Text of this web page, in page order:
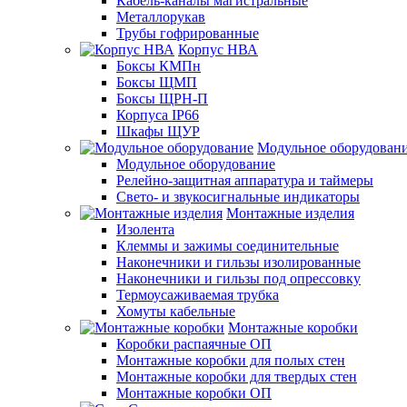
Металлорукав
Трубы гофрированные
Корпус НВА
Боксы КМПн
Боксы ЩМП
Боксы ЩРН-П
Корпуса IP66
Шкафы ЩУР
Модульное
Модульное оборудование
Релейно-защитная аппаратура и таймеры
Свето- и звукосигнальные индикаторы
Монтажные изделия
Изолента
Клеммы и зажимы соединительные
Наконечники и гильзы изолированные
Наконечники и гильзы под опрессовку
Термоусаживаемая трубка
Хомуты кабельные
Монтажные коробки
Коробки распаячные ОП
Монтажные коробки для полых стен
Монтажные коробки для твердых стен
Монтажные коробки ОП